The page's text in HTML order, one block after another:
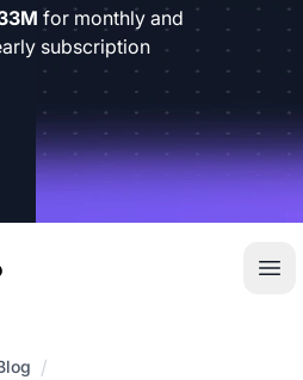
for monthly and
subscription
/